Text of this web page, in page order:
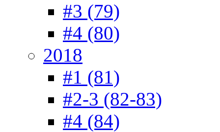
#3 (79)
#4 (80)
2018
#1 (81)
#2-3 (82-83)
#4 (84)